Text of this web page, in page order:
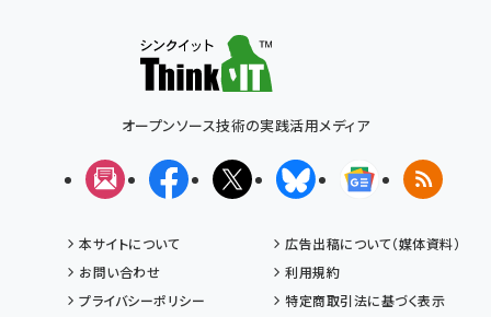
オープンソース技術の実践活用メディア
メルマガFacebookX(エックス)BlueskyGoogleニュ
RSS
本サイトについて
広告出稿について（媒体資料）
お問い合わせ
利用規約
プライバシーポリシー
特定商取引法に基づく表示